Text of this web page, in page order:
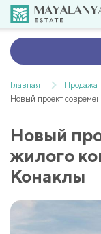
Главная
Продажа
Новый проект
Новый
жилого
Конаклы